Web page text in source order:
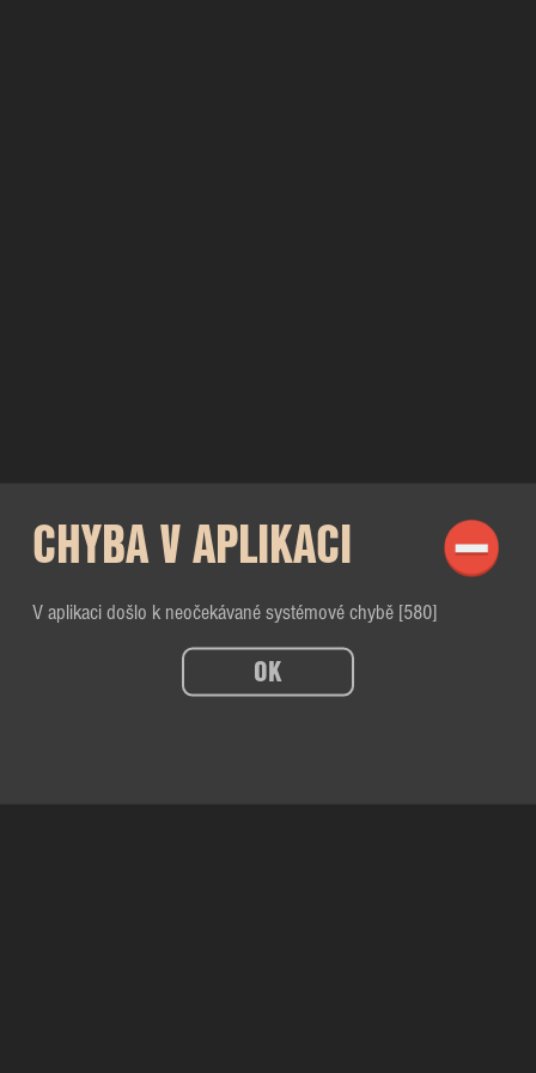
CHYBA V APLIKACI
V aplikaci došlo k neočekávané systémové chybě [580]
OK